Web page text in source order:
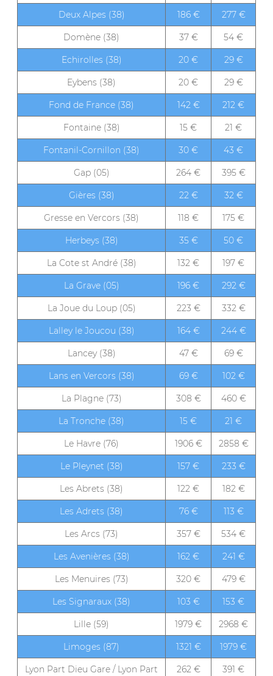
Deux Alpes (38) 186 € 277 €
Domène (38) 37 € 54 €
Echirolles (38) 20 € 29 €
Eybens (38) 20 € 29 €
Fond de France (38) 142 € 212 €
Fontaine (38) 15 € 21 €
Fontanil-Cornillon (38) 30 € 43 €
Gap (05) 264 € 395 €
Gières (38) 22 € 32 €
Gresse en Vercors (38) 118 € 175 €
Herbeys (38) 35 € 50 €
La Cote st André (38) 132 € 197 €
La Grave (05) 196 € 292 €
La Joue du Loup (05) 223 € 332 €
Lalley le Joucou (38) 164 € 244 €
Lancey (38) 47 € 69 €
Lans en Vercors (38) 69 € 102 €
La Plagne (73) 308 € 460 €
La Tronche (38) 15 € 21 €
Le Havre (76) 1906 € 2858 €
Le Pleynet (38) 157 € 233 €
Les Abrets (38) 122 € 182 €
Les Adrets (38) 76 € 113 €
Les Arcs (73) 357 € 534 €
Les Avenières (38) 162 € 241 €
Les Menuires (73) 320 € 479 €
Les Signaraux (38) 103 € 153 €
Lille (59) 1979 € 2968 €
Limoges (87) 1321 € 1979 €
Lyon Part Dieu Gare / Lyon Part
262 € 391 €